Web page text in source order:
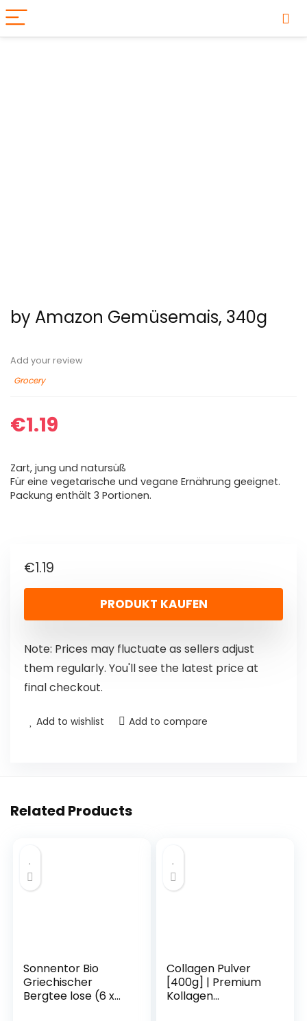
by Amazon Gemüsemais, 340g
Add your review
Grocery
€1.19
Zart, jung und natursüß
Für eine vegetarische und vegane Ernährung geeignet.
Packung enthält 3 Portionen.
€1.19
PRODUKT KAUFEN
Note: Prices may fluctuate as sellers adjust
them regularly. You'll see the latest price at
final checkout.
Add to wishlist Add to compare
Related Products
Sonnentor Bio
Griechischer
Bergtee lose (6 x
Collagen Pulver
[400g] | Premium
Kollagen